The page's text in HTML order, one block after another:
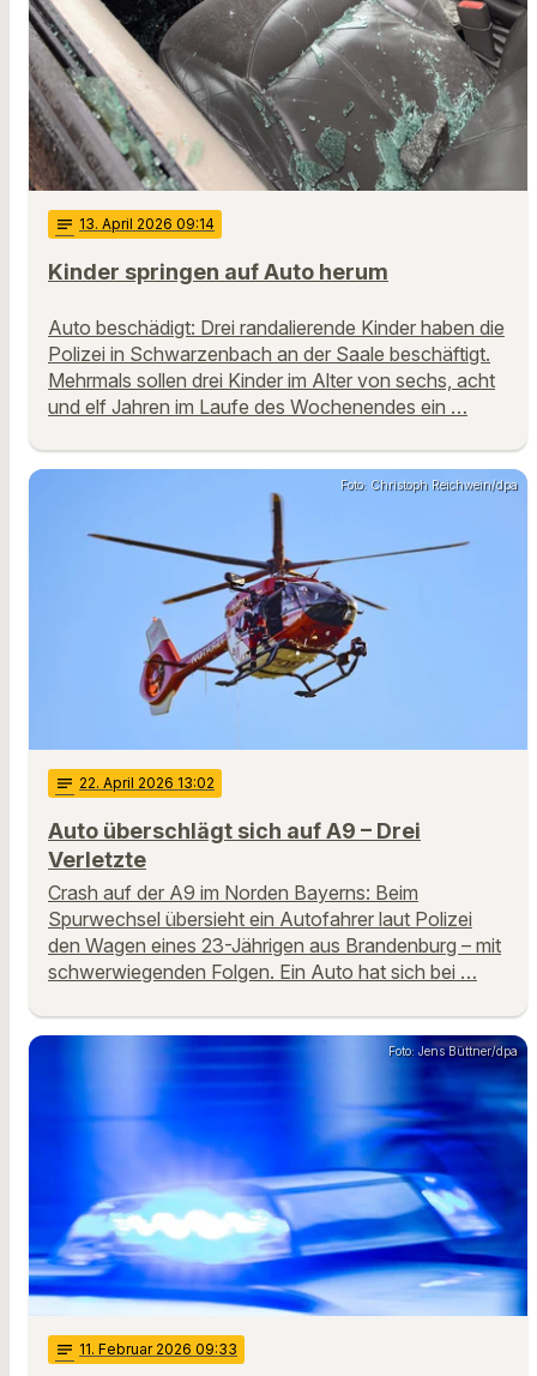
notes 13. April 2026 09:14
Kinder springen auf Auto herum
Auto beschädigt: Drei randalierende Kinder haben die
Polizei in Schwarzenbach an der Saale beschäftigt.
Mehrmals sollen drei Kinder im Alter von sechs, acht
und elf Jahren im Laufe des Wochenendes ein …
Foto: Christoph Reichwein/dpa
notes 22. April 2026 13:02
Auto überschlägt sich auf A9 – Drei
Verletzte
Crash auf der A9 im Norden Bayerns: Beim
Spurwechsel übersieht ein Autofahrer laut Polizei
den Wagen eines 23-Jährigen aus Brandenburg – mit
schwerwiegenden Folgen. Ein Auto hat sich bei …
Foto: Jens Büttner/dpa
notes 11. Februar 2026 09:33